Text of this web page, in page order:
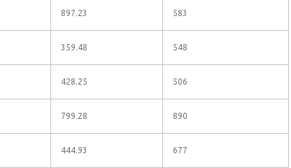
897.23 583
359.48 548
428.25 506
799.28 890
444.93 677